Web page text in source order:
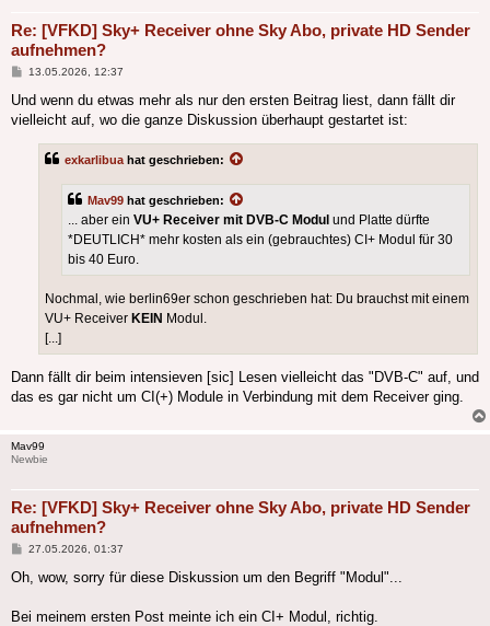
Re: [VFKD] Sky+ Receiver ohne Sky Abo, private HD Sender
aufnehmen?
Beitrag
13.05.2026, 12:37
Und wenn du etwas mehr als nur den ersten Beitrag liest, dann fällt dir
vielleicht auf, wo die ganze Diskussion überhaupt gestartet ist:
exkarlibua hat geschrieben:
Mav99 hat geschrieben:
... aber ein VU+ Receiver mit DVB-C Modul und Platte dürfte
*DEUTLICH* mehr kosten als ein (gebrauchtes) CI+ Modul für 30
bis 40 Euro.
Nochmal, wie berlin69er schon geschrieben hat: Du brauchst mit einem
VU+ Receiver KEIN Modul.
[...]
Dann fällt dir beim intensieven [sic] Lesen vielleicht das "DVB-C" auf, und
das es gar nicht um CI(+) Module in Verbindung mit dem Receiver ging.
Mav99
Newbie
Re: [VFKD] Sky+ Receiver ohne Sky Abo, private HD Sender
aufnehmen?
Beitrag
27.05.2026, 01:37
Oh, wow, sorry für diese Diskussion um den Begriff "Modul"...
Bei meinem ersten Post meinte ich ein CI+ Modul, richtig.